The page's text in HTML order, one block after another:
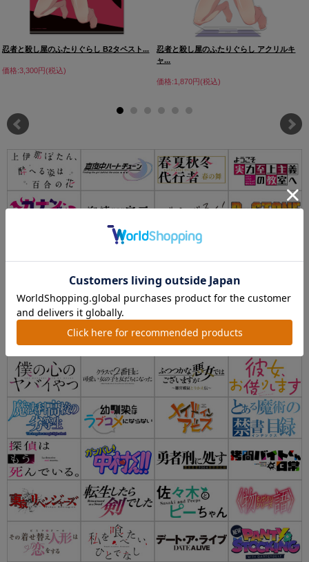
忍者と殺し屋のふたりぐらし B2タペスト...
価格:3,300円(税込)
忍者と殺し屋のふたりぐらし アクリルキ
ャ...
価格:1,870円(税込)